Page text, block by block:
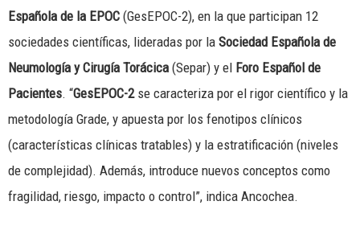
Española de la EPOC (GesEPOC-2), en la que participan 12
sociedades científicas, lideradas por la Sociedad Española de
Neumología y Cirugía Torácica (Separ) y el Foro Español de
Pacientes. “GesEPOC-2se caracteriza por el rigor científico y la
metodología Grade, y apuesta por los fenotipos clínicos
(características clínicas tratables) y la estratificación (niveles
de complejidad). Además, introduce nuevos conceptos como
fragilidad, riesgo, impacto o control”, indica Ancochea.